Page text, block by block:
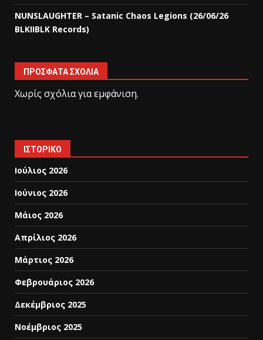
NUNSLAUGHTER – Satanic Chaos Legions (26/06/26
BLKIIBLK Records)
ΠΡΌΣΦΑΤΑ ΣΧΌΛΙΑ
Χωρίς σχόλια για εμφάνιση.
ΙΣΤΟΡΙΚΌ
Ιούλιος 2026
Ιούνιος 2026
Μάιος 2026
Απρίλιος 2026
Μάρτιος 2026
Φεβρουάριος 2026
Δεκέμβριος 2025
Νοέμβριος 2025